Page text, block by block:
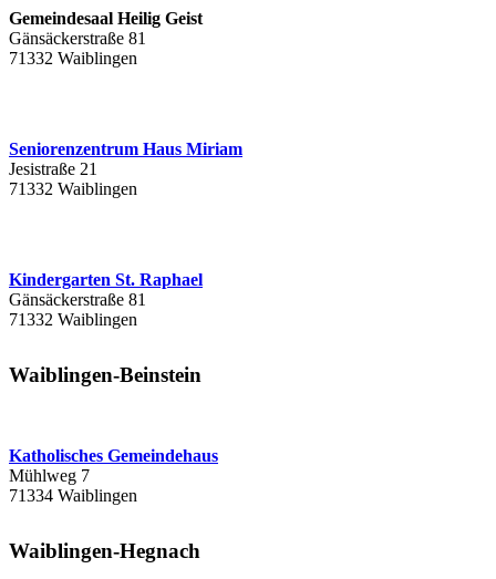
Gemeindesaal Heilig Geist
Gänsäckerstraße 81
71332 Waiblingen
Seniorenzentrum Haus Miriam
Jesistraße 21
71332 Waiblingen
Kindergarten St. Raphael
Gänsäckerstraße 81
71332 Waiblingen
Waiblingen-Beinstein
Katholisches Gemeindehaus
Mühlweg 7
71334 Waiblingen
Waiblingen-Hegnach